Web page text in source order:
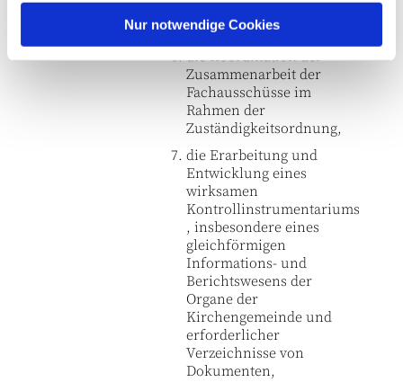
Nur notwendige Cookies
genehmigen zu lassen,
die Koordination der
Zusammenarbeit der
Fachausschüsse im
Rahmen der
Zuständigkeitsordnung,
die Erarbeitung und
Entwicklung eines
wirksamen
Kontrollinstrumentariums
, insbesondere eines
gleichförmigen
Informations- und
Berichtswesens der
Organe der
Kirchengemeinde und
erforderlicher
Verzeichnisse von
Dokumenten,